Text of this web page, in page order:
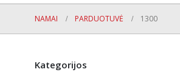
NAMAI PARDUOTUVĖ 1300
Kategorijos